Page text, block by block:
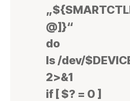
@]}“
do
ls /dev/
2>&1
if [ $? = 0 ]